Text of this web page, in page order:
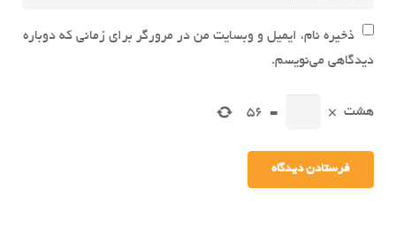
ذخیره نام، ایمیل و وبسایت من در مرورگر برای زمانی که دوباره
دیدگاهی می‌نویسم.
هشت ×
=
56